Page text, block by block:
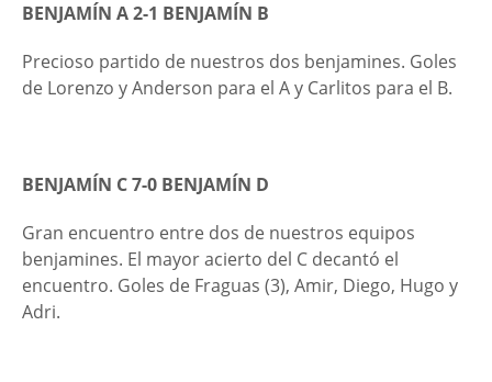
BENJAMÍN A 2-1 BENJAMÍN B
Precioso partido de nuestros dos benjamines. Goles
de Lorenzo y Anderson para el A y Carlitos para el B.
BENJAMÍN C 7-0 BENJAMÍN D
Gran encuentro entre dos de nuestros equipos
benjamines. El mayor acierto del C decantó el
encuentro. Goles de Fraguas (3), Amir, Diego, Hugo y
Adri.